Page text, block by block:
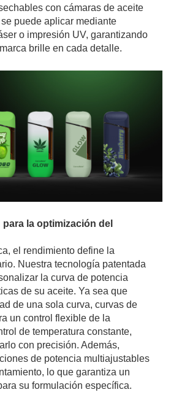
con cámaras de aceite
puede aplicar mediante
o impresión UV, garantizando
brille en cada detalle.
la optimización del
el rendimiento define la
Nuestra tecnología patentada
la curva de potencia
de su aceite. Ya sea que
de una sola curva, curvas de
un control flexible de la
de temperatura constante,
con precisión. Además,
de potencia multiajustables
lo que garantiza un
su formulación específica.